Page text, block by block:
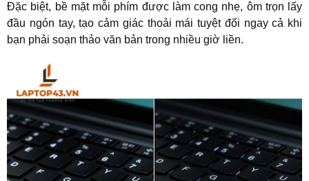
Đặc biệt, bề mặt mỗi phím được làm cong nhẹ, ôm trọn lấy
đầu ngón tay, tạo cảm giác thoải mái tuyệt đối ngay cả khi
bạn phải soạn thảo văn bản trong nhiều giờ liền.